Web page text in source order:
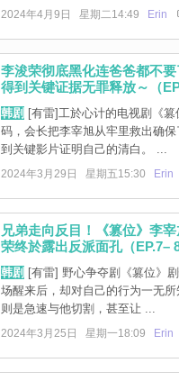
2024年4月9日 星期二14:49 Erin
李浚荣彻底黑化连爸爸都不
得到关键证据无罪释放～（
韩剧 [有雷]工於心计的电视剧《
码，会长把李宰旭从牢里救出确
到关键影片证明自己的清白。 ...
2024年3月29日 星期五15:30 Erin
兄弟走向反目！《篡位》李
荣终於露出反派面孔（EP.7– 8
韩剧 [有雷] 野心争夺剧《篡位》
场醒来后，却对自己的行为一无
则是急速与他切割，甚至让 ...
2024年3月25日 星期一18:09 Erin